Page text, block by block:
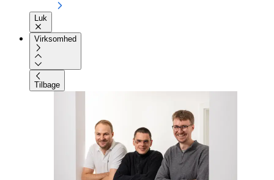
Luk
Virksomhed
Tilbage